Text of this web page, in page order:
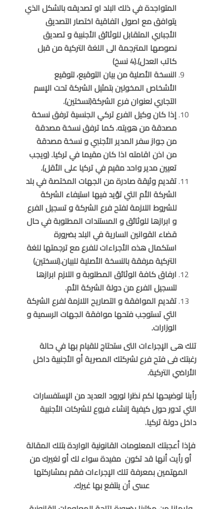
المتواجدة في ذلك البلد او تصديقه بالشكل الذي
يتوافق مع اصول اتفاقية اختصار التصديق
الأجباري المتقابل للوثائق الأجنبية و تصديق
نصوصها المترجمة الى اللغة التركية من قبل
كاتب العدل).(4 نسخ)
النسخة الأصلية من بيان التوقيع، لتوقيع
الأشخاص المخولين بتمثيل الشركة تحت الإسم
التجاري لعنوان فرع الشركة(نسختين).
إذا كان وكيل الفرع تركي الجنسية ترفق نسخة
مصدقة من هويته. كما ترفق نسخة مصدقة
من جواز سفر المدير الأجنبي و نسخة مصدقة
من اذن اقامته اذا كان مقيما في تركيا. (ويجب
تعيين مدير واحد مقيم في تركيا على الأقل).
تقديم وثيقة صادرة من الجهات المختصة في بلد
الشركة الأم التي تؤيد فيها استيفاء الشركة
للشروط اللازمة لفتح فرع الشركة و تسجيل الفرع
و ابرازها للوثائق و المستندات المطلوبة في حال
قضاء القوانين السارية في البلد بضرورة
استكمال هذه الأجراءات للفرع مع ترجمتها للغة
التركية مرفقة بالنسخة الأصلية للبيان.(نسختين)
ارفاق كافة الوثائق المطلوبة و اللازم ابرازها
لتسجيل الفرع من دولة الشركة الأم.
تقديم الموافقة و التصاريح اللازمة لفرع الشركة
التي تستوجب فتحها موافقة الجهات الرسمية و
الوزارات.
تلك هى الإجراءات التى ستحتاج للقيام بها في حالة
رغبتك فى فتح فرع لشركتك المصرية أو الأجنبية داخل
الأراضي التركية.
رأينا توضيحها لكم نظرا لورود العديد من الإستفسارات
التي تدور حول كيفية إنشاء فروع للشركات الأجنبية
داخل دولة تركيا.
فإذا أعجبتك المعلومات القانونية الواردة بتلك المقالة
أو رأيت أنها قد تكون مفيدة سواء لك أو لغيرك من
المهتمين بمعرفة تلك الإجراءات فقم بمشاركتها
عسى أن ينتفع بها غيرك.